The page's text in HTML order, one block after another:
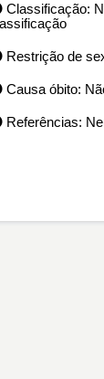
Classificação:
Restrição de
Causa óbito:
Referências: